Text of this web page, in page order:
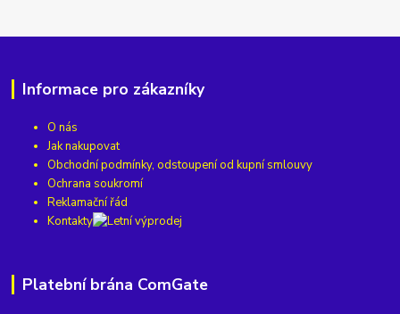
Informace pro zákazníky
O nás
Jak nakupovat
Obchodní podmínky, odstoupení od kupní smlouvy
Ochrana soukromí
Reklamační řád
Kontakty
Platební brána ComGate